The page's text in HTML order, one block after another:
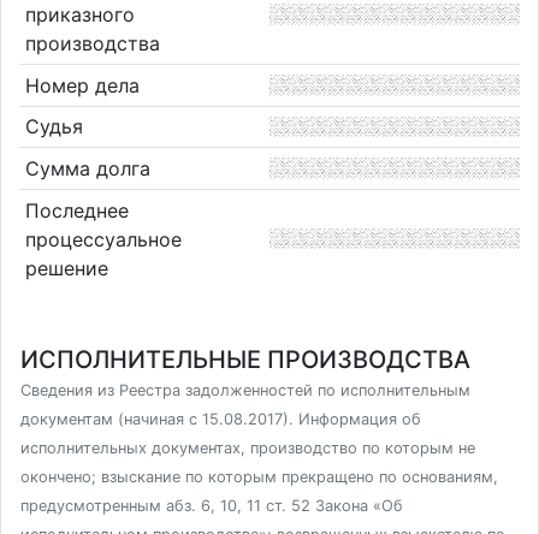
приказного
производства
Номер дела
Судья
Сумма долга
Последнее
процессуальное
решение
ИСПОЛНИТЕЛЬНЫЕ ПРОИЗВОДСТВА
Сведения из Реестра задолженностей по исполнительным
документам (начиная с 15.08.2017). Информация об
исполнительных документах, производство по которым не
окончено; взыскание по которым прекращено по основаниям,
предусмотренным абз. 6, 10, 11 ст. 52 Закона «Об